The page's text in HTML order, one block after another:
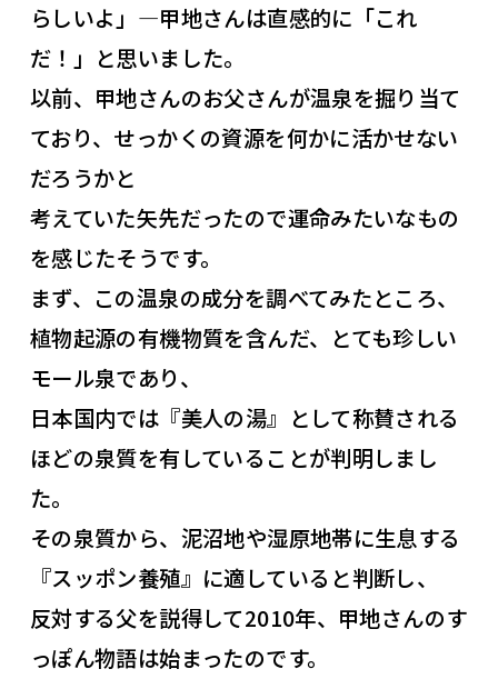
らしいよ」―甲地さんは直感的に「これ
だ！」と思いました。
以前、甲地さんのお父さんが温泉を掘り当て
ており、せっかくの資源を何かに活かせない
だろうかと
考えていた矢先だったので運命みたいなもの
を感じたそうです。
まず、この温泉の成分を調べてみたところ、
植物起源の有機物質を含んだ、とても珍しい
モール泉であり、
日本国内では『美人の湯』として称賛される
ほどの泉質を有していることが判明しまし
た。
その泉質から、泥沼地や湿原地帯に生息する
『スッポン養殖』に適していると判断し、
反対する父を説得して2010年、甲地さんのす
っぽん物語は始まったのです。